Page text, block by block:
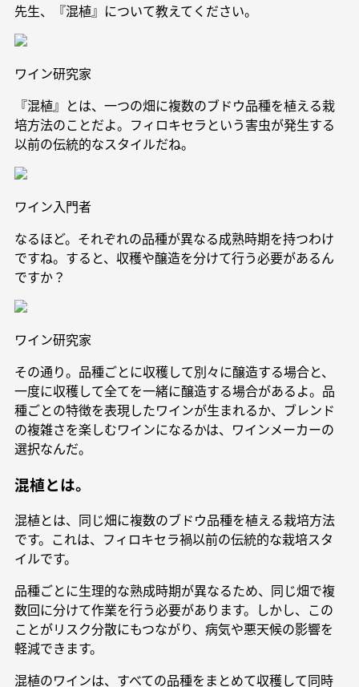
先生、『混植』について教えてください。
ワイン研究家
『混植』とは、一つの畑に複数のブドウ品種を植える栽
培方法のことだよ。フィロキセラという害虫が発生する
以前の伝統的なスタイルだね。
ワイン入門者
なるほど。それぞれの品種が異なる成熟時期を持つわけ
ですね。すると、収穫や醸造を分けて行う必要があるん
ですか？
ワイン研究家
その通り。品種ごとに収穫して別々に醸造する場合と、
一度に収穫して全てを一緒に醸造する場合があるよ。品
種ごとの特徴を表現したワインが生まれるか、ブレンド
の複雑さを楽しむワインになるかは、ワインメーカーの
選択なんだ。
混植とは。
混植とは、同じ畑に複数のブドウ品種を植える栽培方法
です。これは、フィロキセラ禍以前の伝統的な栽培スタ
イルです。
品種ごとに生理的な熟成時期が異なるため、同じ畑で複
数回に分けて作業を行う必要があります。しかし、この
ことがリスク分散にもつながり、病気や悪天候の影響を
軽減できます。
混植のワインは、すべての品種をまとめて収穫して同時